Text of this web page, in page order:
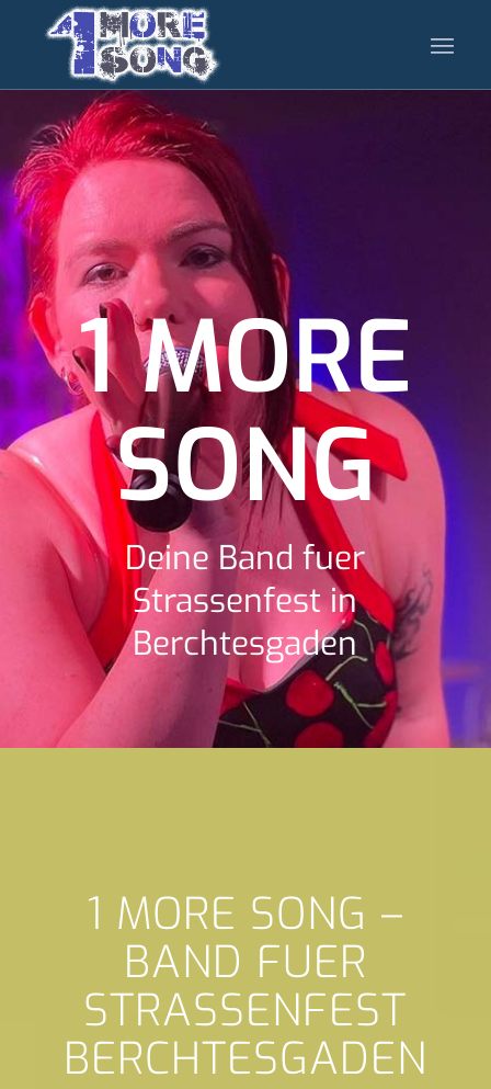
1 MORE
SONG
Deine Band fuer
Strassenfest in
Berchtesgaden
1 MORE SONG –
BAND FUER
STRASSENFEST
BERCHTESGADEN